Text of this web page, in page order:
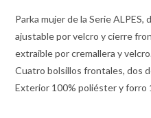
Parka mujer de la Serie ALPES,
ajustable por velcro y cierre
extraible por cremallera y
Cuatro bolsillos frontales, dos
Exterior 100% poliéster y forro